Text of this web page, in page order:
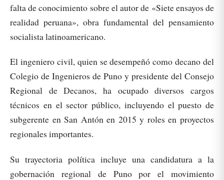
falta de conocimiento sobre el autor de «Siete ensayos de
realidad peruana», obra fundamental del pensamiento
socialista latinoamericano.
El ingeniero civil, quien se desempeñó como decano del
Colegio de Ingenieros de Puno y presidente del Consejo
Regional de Decanos, ha ocupado diversos cargos
técnicos en el sector público, incluyendo el puesto de
subgerente en San Antón en 2015 y roles en proyectos
regionales importantes.
Su trayectoria política incluye una candidatura a la
gobernación regional de Puno por el movimiento